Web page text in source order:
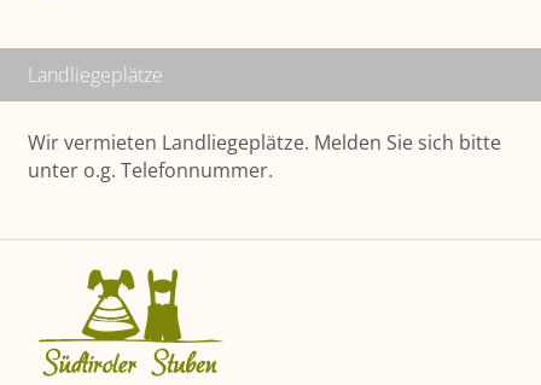
Landliege­plätze
Wir vermieten Landliegeplätze. Melden Sie sich bitte
unter o.g. Telefonnummer.